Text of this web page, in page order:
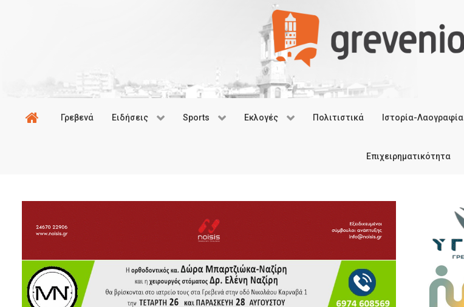
Γρεβενά Ειδήσεις Sports Εκλογές Πολιτιστικά Ιστορία-Λαογραφία
Επιχειρηματικότητα